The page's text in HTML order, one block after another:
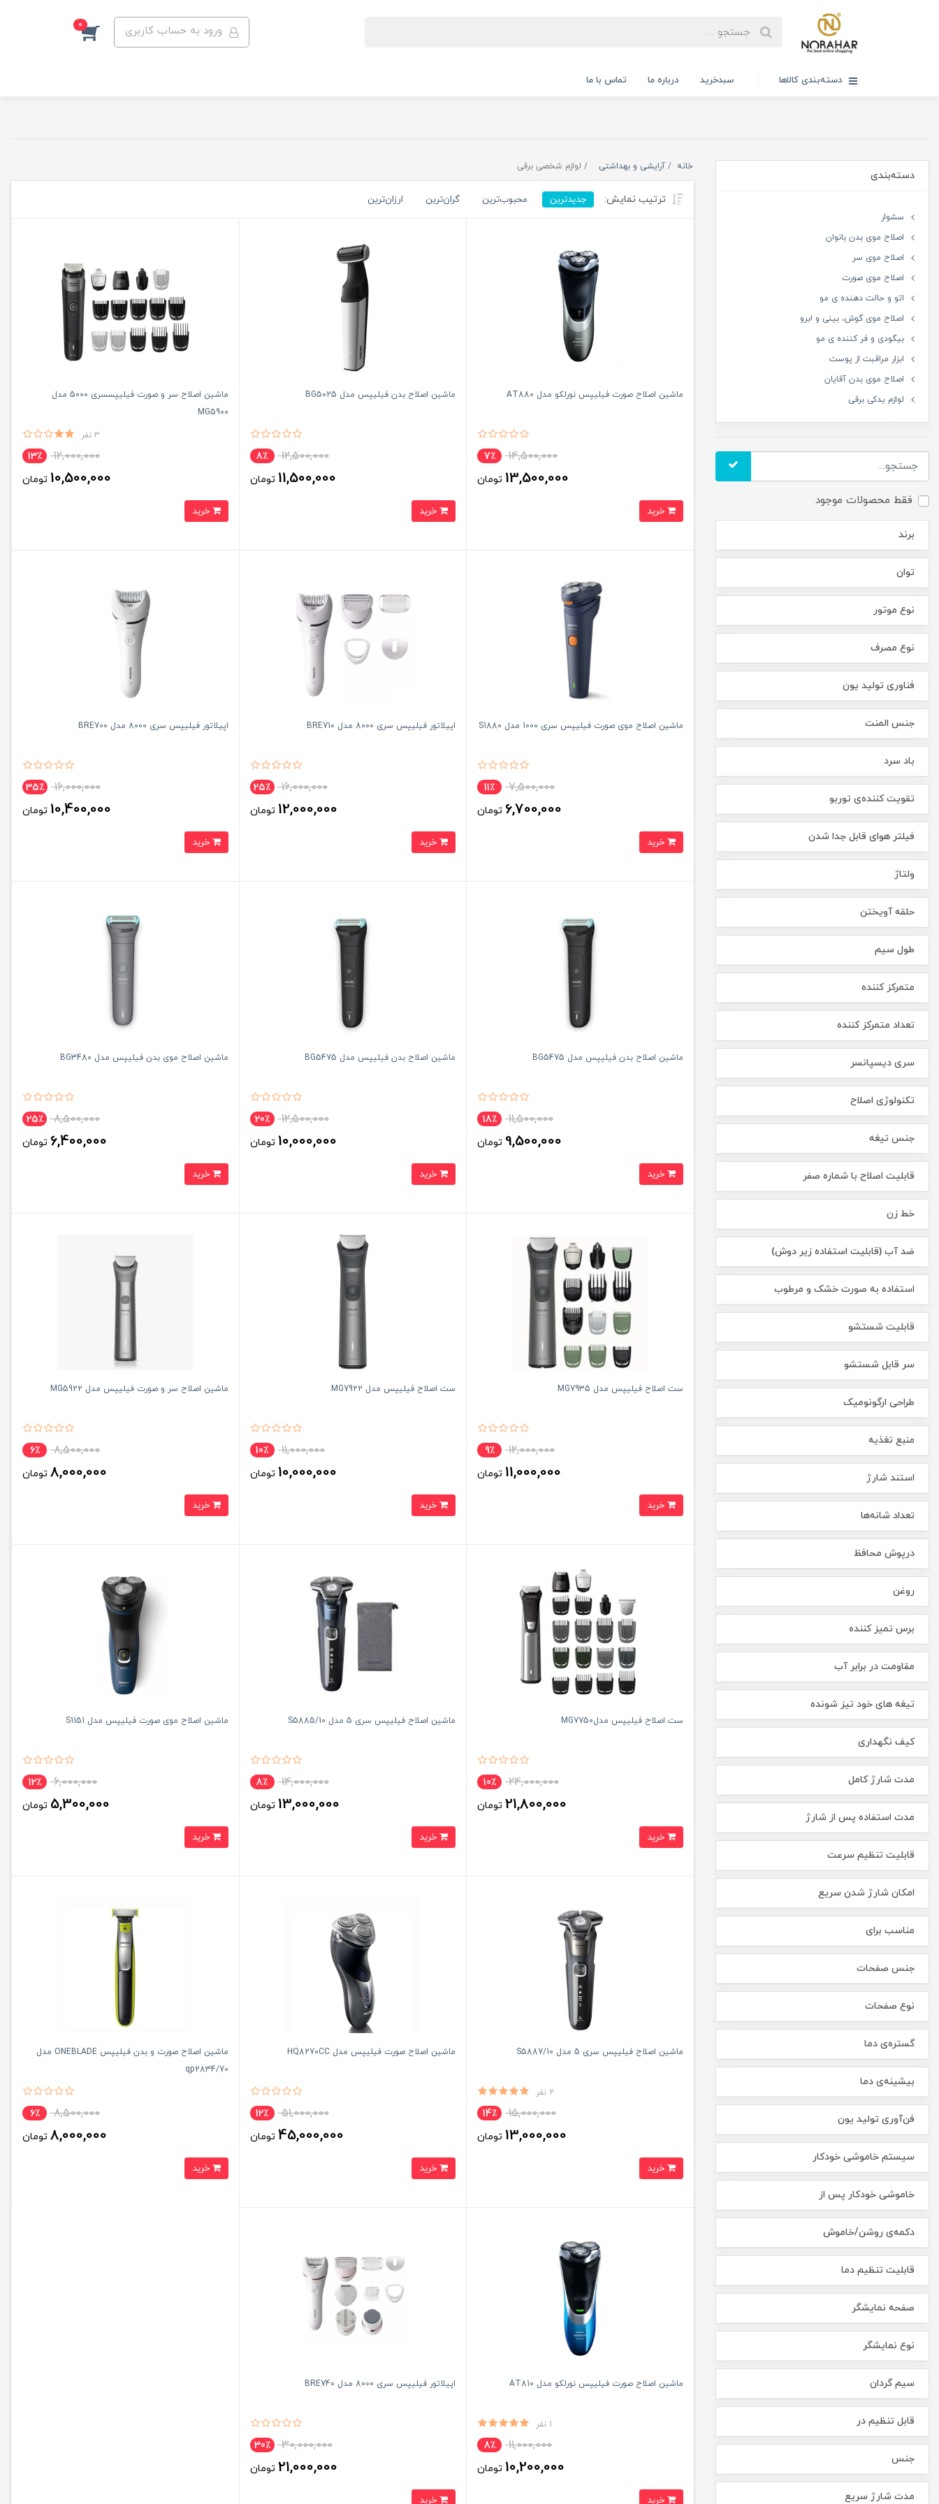
ورود به حساب کاربری 0
دسته‌بندی کالاها سبدخرید درباره ما تماس با ما
دسته‌بندی
سشوار
اصلاح موی بدن بانوان
اصلاح موی سر
اصلاح موی صورت
اتو و حالت دهنده ی مو
اصلاح موی گوش، بینی و ابرو
بیگودی و فر کننده ی مو
ابزار مراقبت از پوست
اصلاح موی بدن آقایان
لوازم یدکی برقی
فقط محصولات موجود
برند
توان
نوع موتور
نوع مصرف
فناوری تولید یون
جنس المنت
باد سرد
تقویت کننده‌ی توربو
فیلتر هوای قابل جدا شدن
ولتاژ
حلقه آویختن
طول سیم
متمرکز کننده
تعداد متمرکز کننده
سری دیسپانسر
تکنولوژی اصلاح
جنس تیغه
قابلیت اصلاح با شماره صفر
خط زن
ضد آب (قابلیت استفاده زیر دوش)
استفاده به صورت خشک و مرطوب
قابلیت شستشو
سر قابل شستشو
طراحی ارگونومیک
منبع تغذیه
استند شارژ
تعداد شانه‌ها
درپوش محافظ
روغن
برس تمیز کننده
مقاومت در برابر آب
تیغه های خود تیز شونده
کیف نگهداری
مدت شارژ کامل
مدت استفاده پس از شارژ
قابلیت تنظیم سرعت
امکان شارژ شدن سریع
مناسب برای
جنس صفحات
نوع صفحات
گستره‌ی دما
بیشینه‌ی دما
فن‌آوری تولید یون
سیستم خاموشی خودکار
خاموشی خودکار پس از
دکمه‌ی روشن/خاموش
قابلیت تنظیم دما
صفحه نمایشگر
نوع نمایشگر
سیم گردان
قابل تنظیم در
جنس
مدت شارژ سریع
خانه آرایشی و بهداشتی لوازم شخصی برقی
ترتیب نمایش: جدیدترین محبوب‌ترین گران‌ترین ارزان‌ترین
ماشین اصلاح صورت فیلیپس نورلکو مدل AT880
14,500,000 7٪
13,500,000 تومان
خرید
ماشین اصلاح بدن فیلیپس مدل BG5025
12,500,000 8٪
11,500,000 تومان
خرید
ماشین اصلاح سر و صورت فیلیپسسری 5000 مدل
MG5900
3 نفر
12,000,000 13٪
10,500,000 تومان
خرید
ماشین اصلاح موی صورت فیلیپس سری 1000 مدل S1880
7,500,000 11٪
6,700,000 تومان
خرید
اپیلاتور فیلیپس سری 8000 مدل BRE710
16,000,000 25٪
12,000,000 تومان
خرید
اپیلاتور فیلیپس سری 8000 مدل BRE700
16,000,000 35٪
10,400,000 تومان
خرید
ماشین اصلاح بدن فیلیپس مدل BG5475
11,500,000 18٪
9,500,000 تومان
خرید
ماشین اصلاح بدن فیلیپس مدل BG5475
12,500,000 20٪
10,000,000 تومان
خرید
ماشین اصلاح موی بدن فیلیپس مدل BG3480
8,500,000 25٪
6,400,000 تومان
خرید
ست اصلاح فیلیپس مدل MG7935
12,000,000 9٪
11,000,000 تومان
خرید
ست اصلاح فیلیپس مدل MG7922
11,000,000 10٪
10,000,000 تومان
خرید
ماشین اصلاح سر و صورت فیلیپس مدل MG5922
8,500,000 6٪
8,000,000تومان
خرید
ست اصلاح فیلیپس مدلMG7750
24,000,000 10٪
21,800,000 تومان
خرید
ماشین اصلاح فیلیپس سری 5 مدل S5885/10
14,000,000 8٪
13,000,000 تومان
خرید
ماشین اصلاح موی صورت فیلیپس مدل S1151
6,000,000 12٪
5,300,000 تومان
خرید
ماشین اصلاح فیلیپس سری 5 مدل S5887/10
2 نفر
15,000,000 14٪
13,000,000 تومان
خرید
ماشین اصلاح صورت فیلیپس مدل HQ8270CC
51,000,000 12٪
45,000,000 تومان
خرید
ماشین اصلاح صورت و بدن فیلیپس ONEBLADE مدل
qp2834/70
8,500,000 6٪
8,000,000تومان
خرید
ماشین اصلاح صورت فیلیپس نورلکو مدل AT810
1 نفر
11,000,000 8٪
10,200,000 تومان
خرید
اپیلاتور فیلیپس سری 8000 مدل BRE740
30,000,000 30٪
21,000,000 تومان
خرید